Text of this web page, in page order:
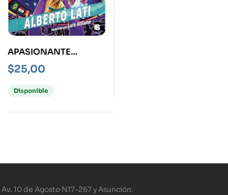
APASIONANTE
HISTORIA DE LOS
MUNDIALES, LA
$25,00
Disponible
Av. 10 de Agosto N17-267 y Asunción.